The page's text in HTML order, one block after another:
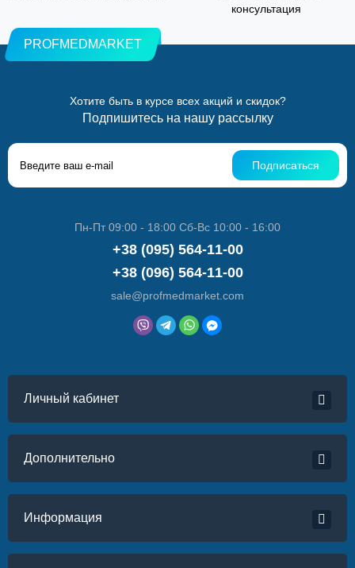
консультация
PROFMEDMARKET
Хотите быть в курсе всех акций и скидок?
Подпишитесь на нашу рассылку
Подписаться
Пн-Пт 09:00 - 18:00 Сб-Вс 10:00 - 16:00
+38 (095) 564-11-00
+38 (096) 564-11-00
sale@profmedmarket.com
Личный кабинет
Дополнительно
Информация